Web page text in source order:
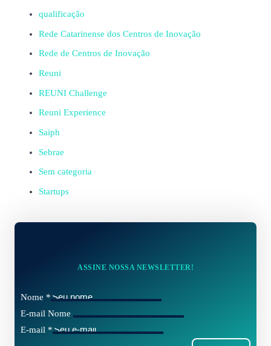
qualificação
Rede Catarinense dos Centros de Inovação
Rede de Centros de Inovação
Reuni
REUNI Challenge
Reuni Experience
Saiph
Sebrae
Sem categoria
Startups
ASSINE NOSSA NEWSLETTER!
Nome *
E-mail Nome
E-mail *